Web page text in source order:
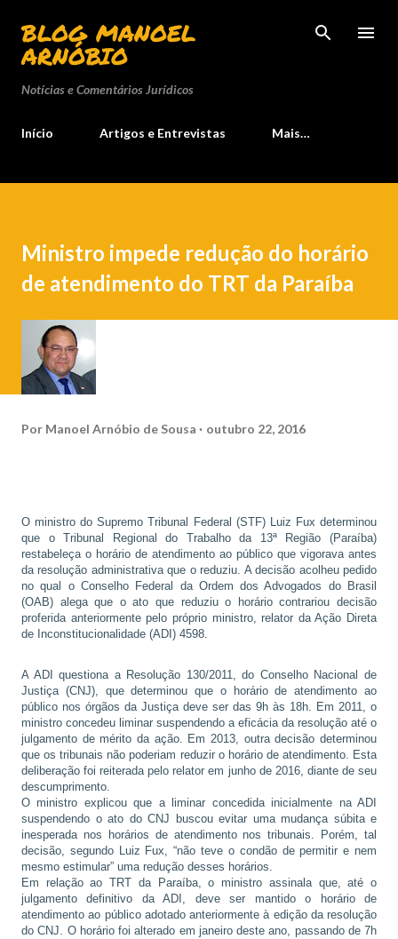
Pular para o conteúdo principal
BLOG MANOEL
ARNÓBIO
Notícias e Comentários Jurídicos
Início Artigos e Entrevistas Mais…
Ministro impede redução do horário
de atendimento do TRT da Paraíba
Por Manoel Arnóbio de Sousa outubro 22, 2016
O ministro do Supremo Tribunal Federal (STF) Luiz Fux determinou
que o Tribunal Regional do Trabalho da 13ª Região (Paraíba)
restabeleça o horário de atendimento ao público que vigorava antes
da resolução administrativa que o reduziu. A decisão acolheu pedido
no qual o Conselho Federal da Ordem dos Advogados do Brasil
(OAB) alega que o ato que reduziu o horário contrariou decisão
proferida anteriormente pelo próprio ministro, relator da Ação Direta
de Inconstitucionalidade (ADI) 4598.
A ADI questiona a Resolução 130/2011, do Conselho Nacional de
Justiça (CNJ), que determinou que o horário de atendimento ao
público nos órgãos da Justiça deve ser das 9h às 18h. Em 2011, o
ministro concedeu liminar suspendendo a eficácia da resolução até o
julgamento de mérito da ação. Em 2013, outra decisão determinou
que os tribunais não poderiam reduzir o horário de atendimento. Esta
deliberação foi reiterada pelo relator em junho de 2016, diante de seu
descumprimento.
O ministro explicou que a liminar concedida inicialmente na ADI
suspendendo o ato do CNJ buscou evitar uma mudança súbita e
inesperada nos horários de atendimento nos tribunais. Porém, tal
decisão, segundo Luiz Fux, “não teve o condão de permitir e nem
mesmo estimular” uma redução desses horários.
Em relação ao TRT da Paraíba, o ministro assinala que, até o
julgamento definitivo da ADI, deve ser mantido o horário de
atendimento ao público adotado anteriormente à edição da resolução
do CNJ. O horário foi alterado em janeiro deste ano, passando de 7h